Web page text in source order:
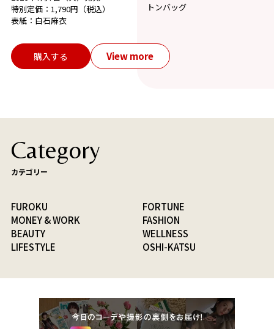
特別定価：1,790円（税込）
表紙：白石麻衣
トンバッグ
購入する View more
Category
カテゴリー
FUROKU
FORTUNE
MONEY & WORK
FASHION
BEAUTY
WELLNESS
LIFESTYLE
OSHI-KATSU